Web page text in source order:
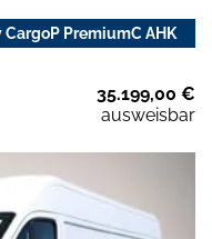
CargoP PremiumC AHK
35.199,00 €
ausweisbar